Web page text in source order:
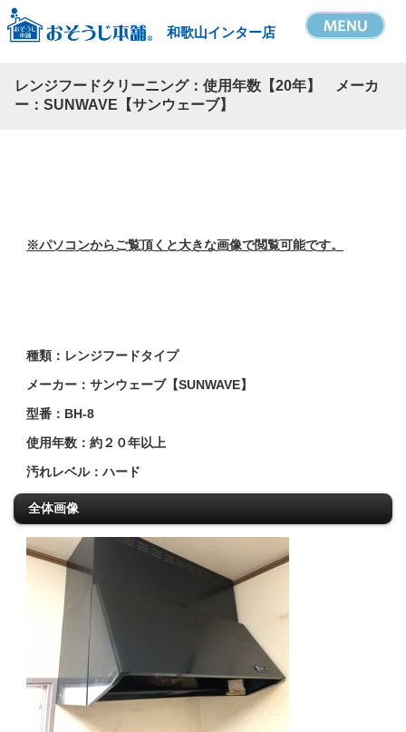
和歌山インター店
レンジフードクリーニング：使用年数【20年】 メーカ
ー：SUNWAVE【サンウェーブ】
※パソコンからご覧頂くと大きな画像で閲覧可能です。
種類：レンジフードタイプ
メーカー：サンウェーブ【SUNWAVE】
型番：BH-8
使用年数：約２０年以上
汚れレベル：ハード
全体画像